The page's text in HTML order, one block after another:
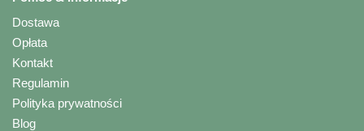
Dostawa
Opłata
Kontakt
Regulamin
Polityka prywatności
Blog